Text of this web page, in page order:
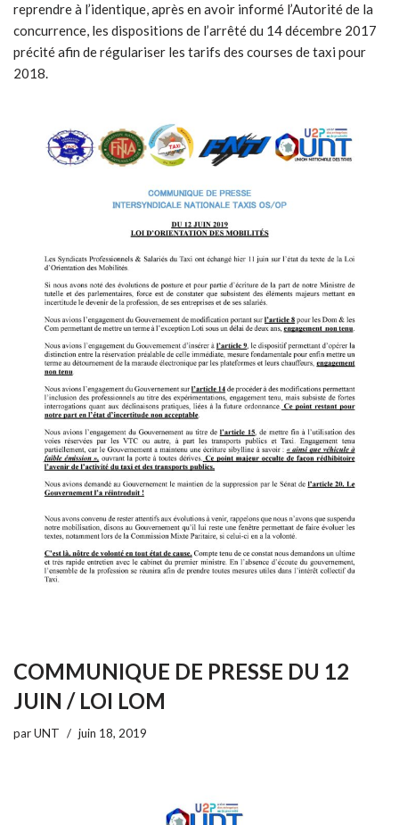
reprendre à l’identique, après en avoir informé l’Autorité de la
concurrence, les dispositions de l’arrêté du 14 décembre 2017
précité afin de régulariser les tarifs des courses de taxi pour
2018.
COMMUNIQUE DE PRESSE DU 12
JUIN / LOI LOM
parUNT juin 18, 2019